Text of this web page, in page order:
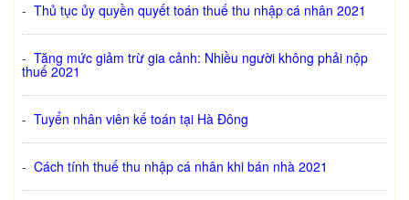
- Thủ tục ủy quyền quyết toán thuế thu nhập cá nhân 2021
- Tăng mức giảm trừ gia cảnh: Nhiều người không phải nộp
thuế 2021
- Tuyển nhân viên kế toán tại Hà Đông
- Cách tính thuế thu nhập cá nhân khi bán nhà 2021